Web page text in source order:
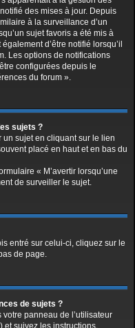
des mises à jour. Depuis
à la surveillance d’un
sujet favoris a été mis à
d’être notifié lorsqu’il
Les options de notifications
configurées depuis le
du forum ».
sujets ?
sujet en cliquant sur le lien
placé en haut et en bas du
« M’avertir lorsqu’une
de surveiller le sujet.
entré sur celui-ci, cliquez sur le
de page.
de sujets ?
panneau de l’utilisateur
) et suivez les instructions.